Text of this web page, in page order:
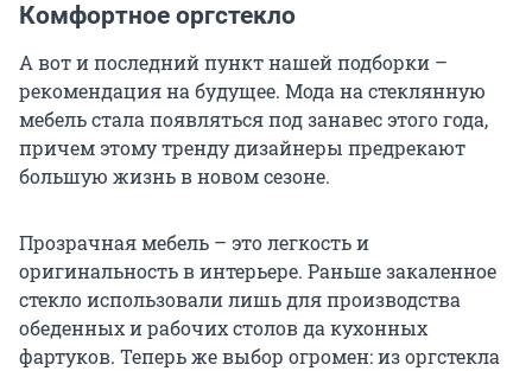
Комфортное оргстекло
А вот и последний пункт нашей подборки –
рекомендация на будущее. Мода на стеклянную
мебель стала появляться под занавес этого года,
причем этому тренду дизайнеры предрекают
большую жизнь в новом сезоне.
Прозрачная мебель – это легкость и
оригинальность в интерьере. Раньше закаленное
стекло использовали лишь для производства
обеденных и рабочих столов да кухонных
фартуков. Теперь же выбор огромен: из оргстекла